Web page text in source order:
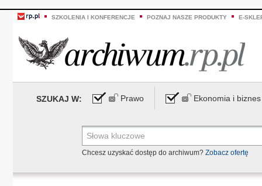
SZKOLENIA I KONFERENCJE POZNAJ NASZE PRODUKTY E-
SZUKAJ W: Prawo Ekonomia i biznes
Chcesz uzyskać dostęp do archiwum? Zobacz ofertę